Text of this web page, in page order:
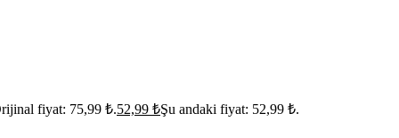
fiyat: 75,99 ₺.52,99 ₺Şu andaki fiyat: 52,99 ₺.